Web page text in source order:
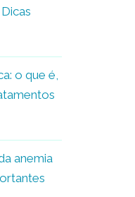
o que é,
anemia